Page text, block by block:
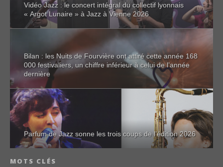
Vidéo Jazz : le concert intégral du collectif lyonnais
« Argot Lunaire » à Jazz à Vienne 2026
Bilan : les Nuits de Fourvière ont attiré cette année 168
000 festivaliers, un chiffre inférieur à celui de l’année
dernière
Parfum de Jazz sonne les trois coups de l’édition 2026
MOTS CLÉS